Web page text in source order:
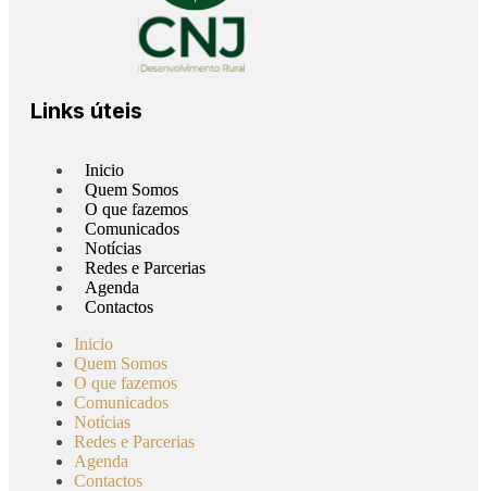
Links úteis
Inicio
Quem Somos
O que fazemos
Comunicados
Notícias
Redes e Parcerias
Agenda
Contactos
Inicio
Quem Somos
O que fazemos
Comunicados
Notícias
Redes e Parcerias
Agenda
Contactos